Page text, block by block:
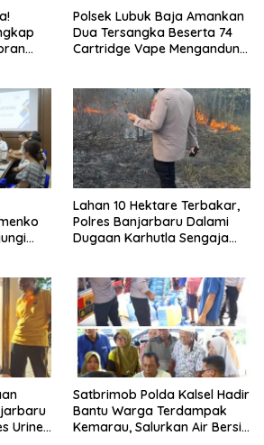
Polsek Lubuk Baja Amankan
Dua Tersangka Beserta 74
Cartridge Vape Mengandung
Lahan 10 Hektare Terbakar,
Polres Banjarbaru Dalami
Dugaan Karhutla Sengaja
Urine
Satbrimob Polda Kalsel Hadir
Bantu Warga Terdampak
Kemarau, Salurkan Air Bersih